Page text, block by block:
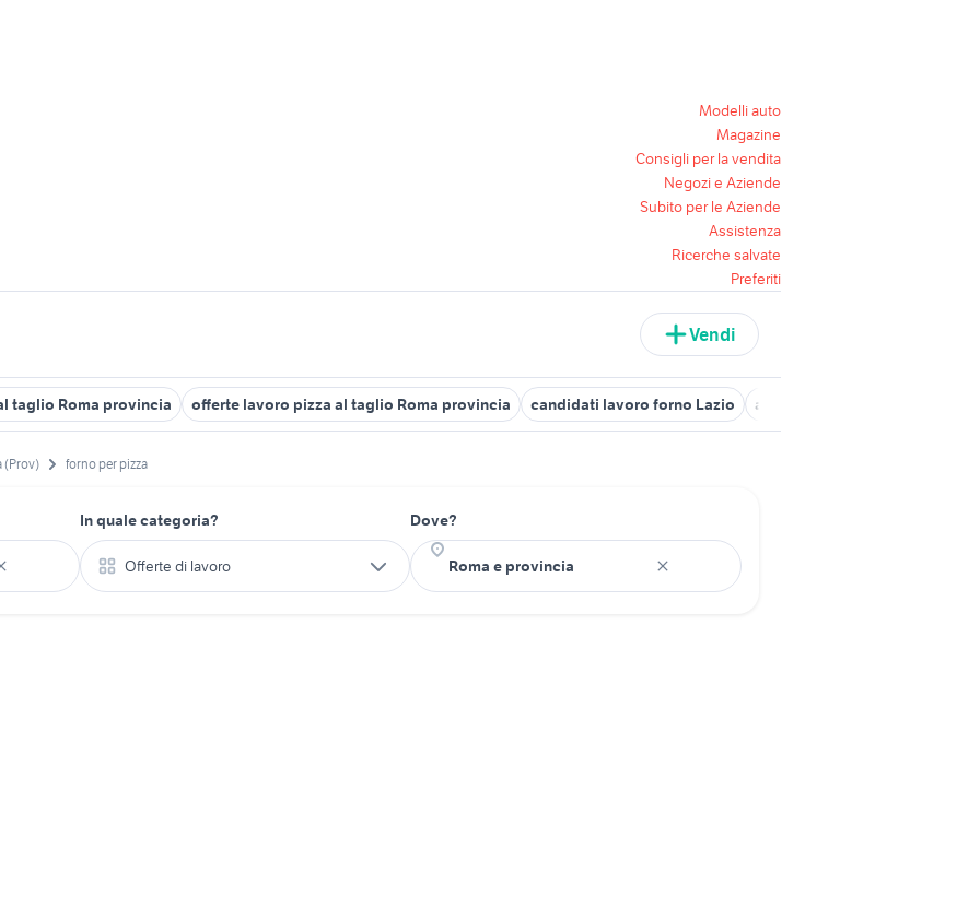
Modelli auto
Magazine
Consigli per la vendita
Negozi e Aziende
Subito per le Aziende
Assistenza
Ricerche salvate
Preferiti
Vendi
taglio Roma provincia offerte lavoro pizza al taglio Roma provincia candidati lavoro forno Lazio attrezzature forno Lazio
(Prov) forno per pizza
In quale categoria?
Offerte di lavoro
Dove?